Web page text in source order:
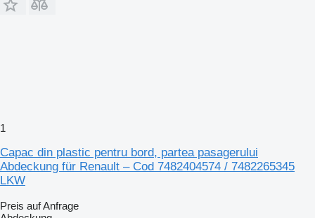
1
Capac din plastic pentru bord, partea pasagerului
Abdeckung für Renault – Cod 7482404574 / 7482265345
LKW
Preis auf Anfrage